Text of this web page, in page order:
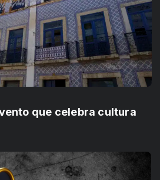
que celebra cultura